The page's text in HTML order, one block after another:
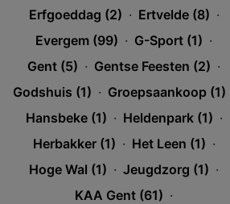
Erfgoeddag (2) · Ertvelde (8) ·
Evergem (99) · G-Sport (1) ·
Gent (5) · Gentse Feesten (2) ·
Godshuis (1) · Groepsaankoop (1)
Hansbeke (1) · Heldenpark (1) ·
Herbakker (1) · Het Leen (1) ·
Hoge Wal (1) · Jeugdzorg (1) ·
KAA Gent (61) ·